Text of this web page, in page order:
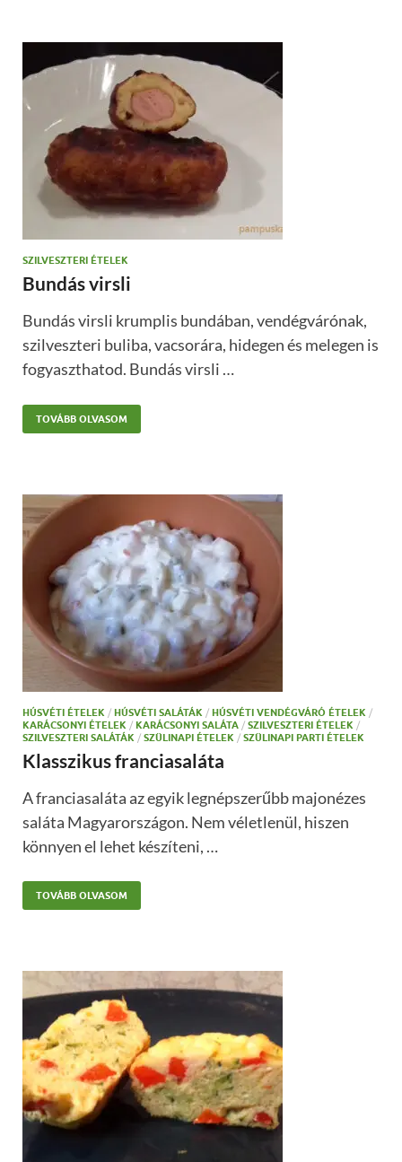
SZILVESZTERI ÉTELEK
Bundás virsli
Bundás virsli krumplis bundában, vendégvárónak,
szilveszteri buliba, vacsorára, hidegen és melegen is
fogyaszthatod. Bundás virsli …
TOVÁBB OLVASOM
HÚSVÉTI ÉTELEK / HÚSVÉTI SALÁTÁK / HÚSVÉTI VENDÉGVÁRÓ ÉTELEK /
KARÁCSONYI ÉTELEK / KARÁCSONYI SALÁTA / SZILVESZTERI ÉTELEK /
SZILVESZTERI SALÁTÁK / SZÜLINAPI ÉTELEK / SZÜLINAPI PARTI ÉTELEK
Klasszikus franciasaláta
A franciasaláta az egyik legnépszerűbb majonézes
saláta Magyarországon. Nem véletlenül, hiszen
könnyen el lehet készíteni, …
TOVÁBB OLVASOM